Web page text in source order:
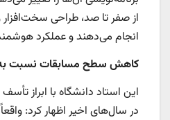
از صفر تا صد، طراحی سخت‌افزار
انجام می‌دهند و عملکرد
کاهش سطح مسابقات نسبت به
این استاد دانشگاه با ابراز